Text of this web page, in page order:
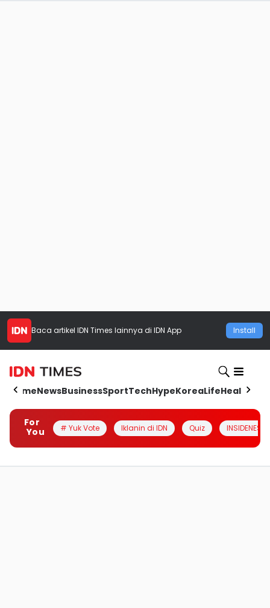
Baca artikel IDN Times lainnya di IDN App Install
HomeNewsBusinessSportTechHypeKoreaLifeHealth
For
You
# Yuk Vote Iklanin di IDN Quiz INSIDENESIA